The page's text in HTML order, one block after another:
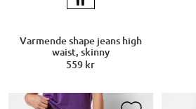
Varmende shape jeans high
waist, skinny
559 kr